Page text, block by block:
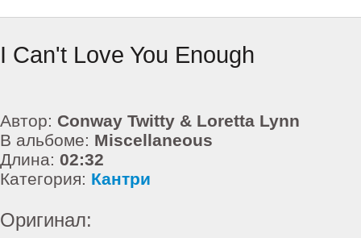
I Can't Love You Enough
Автор: Conway Twitty & Loretta Lynn
В альбоме: Miscellaneous
Длина: 02:32
Категория: Кантри
Оригинал: